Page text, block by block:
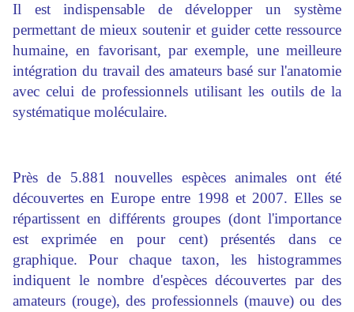
Il est indispensable de développer un système
permettant de mieux soutenir et guider cette ressource
humaine, en favorisant, par exemple, une meilleure
intégration du travail des amateurs basé sur l'anatomie
avec celui de professionnels utilisant les outils de la
systématique moléculaire.
Près de 5.881 nouvelles espèces animales ont été
découvertes en Europe entre 1998 et 2007. Elles se
répartissent en différents groupes (dont l'importance
est exprimée en pour cent) présentés dans ce
graphique. Pour chaque taxon, les histogrammes
indiquent le nombre d'espèces découvertes par des
amateurs (rouge), des professionnels (mauve) ou des